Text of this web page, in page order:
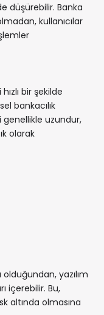
düşürebilir. Banka
kullanıcılar
bir şekilde
bankacılık
uzundur,
olarak
olduğundan, yazılım
içerebilir. Bu,
altında olmasına